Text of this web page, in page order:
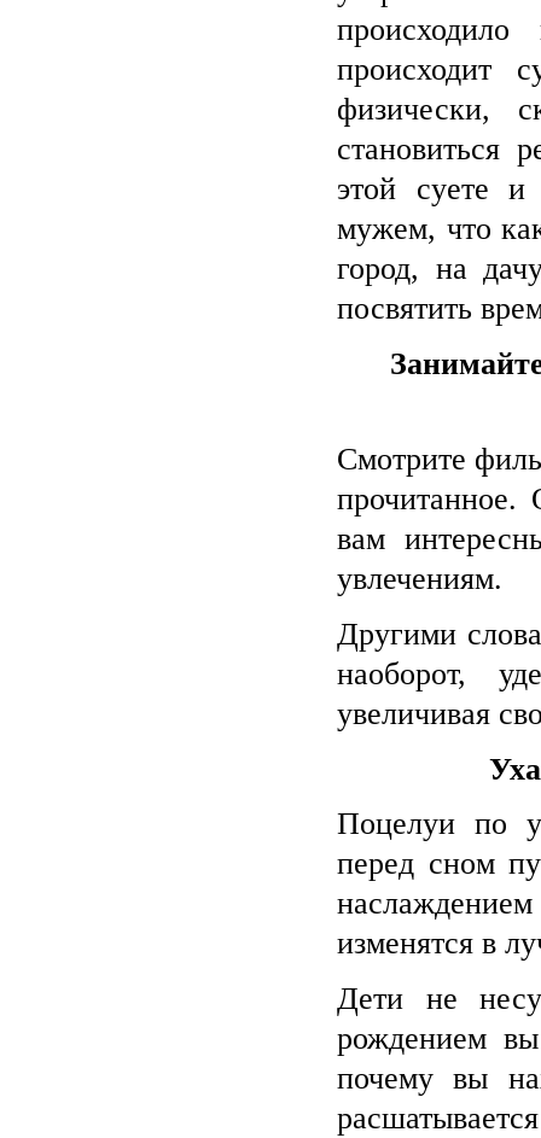
происходит
физически,
становиться
этой суете и
мужем, что
город, на
посвятить
Смотрите
вам
увлечениям.
Другими
наоборот,
увеличивая
Поцелуи по
перед сном
изменятся в
Дети не
рождением вы
почему вы